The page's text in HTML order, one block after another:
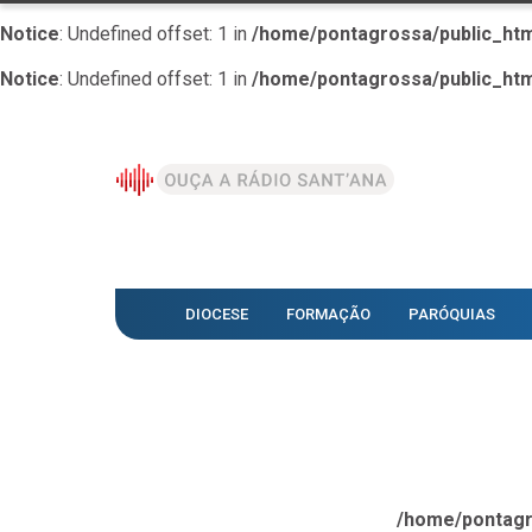
Notice: Undefined offset: 1 in /home/pontagrossa/
Notice: Undefined offset: 1 in /home/pontagrossa/
DIOCESE FORMAÇÃO PARÓQUIAS
/home/